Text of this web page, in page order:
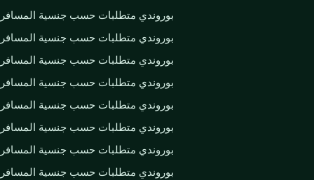
بوروندي متطلبات حسب جنسية المسافر
بوروندي متطلبات حسب جنسية المسافر
بوروندي متطلبات حسب جنسية المسافر
بوروندي متطلبات حسب جنسية المسافر
بوروندي متطلبات حسب جنسية المسافر
بوروندي متطلبات حسب جنسية المسافر
بوروندي متطلبات حسب جنسية المسافر
بوروندي متطلبات حسب جنسية المسافر